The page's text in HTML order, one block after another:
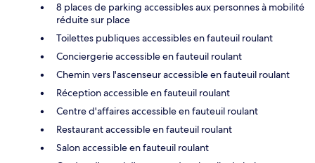
8 places de parking accessibles aux personnes à mobilité
réduite sur place
Toilettes publiques accessibles en fauteuil roulant
Conciergerie accessible en fauteuil roulant
Chemin vers l'ascenseur accessible en fauteuil roulant
Réception accessible en fauteuil roulant
Centre d'affaires accessible en fauteuil roulant
Restaurant accessible en fauteuil roulant
Salon accessible en fauteuil roulant